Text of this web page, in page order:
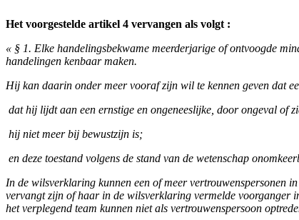
Het voorgestelde artikel 4 vervangen als volgt :
« § 1. Elke handelingsbekwame meerderjarige of ontvoogde
handelingen kenbaar maken.
Hij kan daarin onder meer vooraf zijn wil te kennen geven dat
dat hij lijdt aan een ernstige en ongeneeslijke, door ongeval of
­ hij niet meer bij bewustzijn is;
en deze toestand volgens de stand van de wetenschap
In de wilsverklaring kunnen een of meer vertrouwenspersonen
vervangt zijn of haar in de wilsverklaring vermelde voorganger
het verplegend team kunnen niet als vertrouwenspersoon